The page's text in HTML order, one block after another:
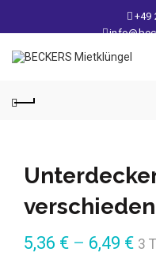
+49
Lager:
Mo - Fr: 9
5,36 € – 6,49 € 3